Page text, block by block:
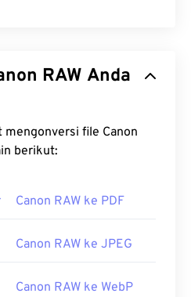
file Canon
berikut:
Canon RAW ke PDF
Canon RAW ke JPEG
Canon RAW ke WebP